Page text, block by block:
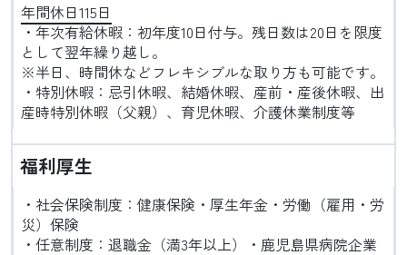
年間休日115日
・年次有給休暇：初年度10日付与。残日数は20日を限度
として翌年繰り越し。
※半日、時間休などフレキシブルな取り方も可能です。
・特別休暇：忌引休暇、結婚休暇、産前・産後休暇、出
産時特別休暇（父親）、育児休暇、介護休業制度等
福利厚生
・社会保険制度：健康保険・厚生年金・労働（雇用・労
災）保険
・任意制度：退職金（満3年以上）・鹿児島県病院企業